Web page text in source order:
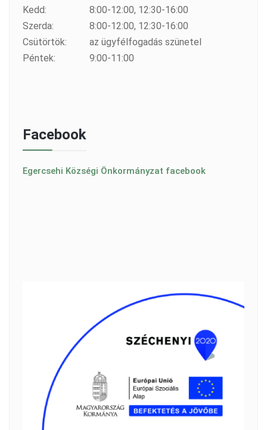
Kedd:
8:00-12:00, 12:30-16:00
Szerda:
8:00-12:00, 12:30-16:00
Csütörtök:
az ügyfélfogadás szünetel
Péntek:
9:00-11:00
Facebook
Egercsehi Községi Önkormányzat facebook